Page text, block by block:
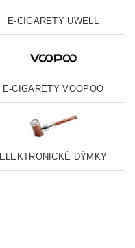
E-CIGARETY UWELL
E-CIGARETY VOOPOO
ELEKTRONICKÉ DÝMKY